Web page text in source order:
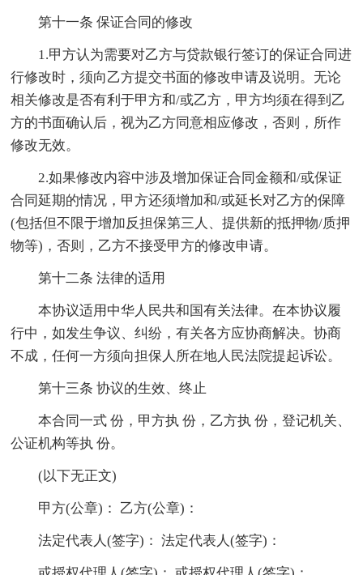
第十一条 保证合同的修改
1.甲方认为需要对乙方与贷款银行签订的保证合同进
行修改时，须向乙方提交书面的修改申请及说明。无论
相关修改是否有利于甲方和/或乙方，甲方均须在得到乙
方的书面确认后，视为乙方同意相应修改，否则，所作
修改无效。
2.如果修改内容中涉及增加保证合同金额和/或保证
合同延期的情况，甲方还须增加和/或延长对乙方的保障
(包括但不限于增加反担保第三人、提供新的抵押物/质押
物等)，否则，乙方不接受甲方的修改申请。
第十二条 法律的适用
本协议适用中华人民共和国有关法律。在本协议履
行中，如发生争议、纠纷，有关各方应协商解决。协商
不成，任何一方须向担保人所在地人民法院提起诉讼。
第十三条 协议的生效、终止
本合同一式 份，甲方执 份，乙方执 份，登记机关、
公证机构等执 份。
(以下无正文)
甲方(公章)： 乙方(公章)：
法定代表人(签字)： 法定代表人(签字)：